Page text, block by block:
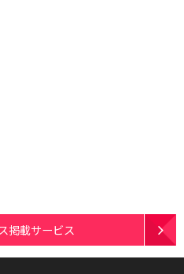
掲載サービス